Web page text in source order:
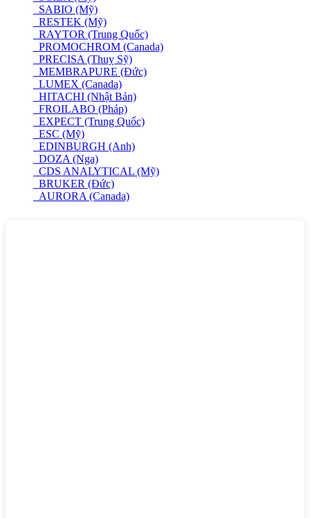
SABIO (Mỹ)
RESTEK (Mỹ)
RAYTOR (Trung Quốc)
PROMOCHROM (Canada)
PRECISA (Thuỵ Sỹ)
MEMBRAPURE (Đức)
LUMEX (Canada)
HITACHI (Nhật Bản)
FROILABO (Pháp)
EXPECT (Trung Quốc)
ESC (Mỹ)
EDINBURGH (Anh)
DOZA (Nga)
CDS ANALYTICAL (Mỹ)
BRUKER (Đức)
AURORA (Canada)